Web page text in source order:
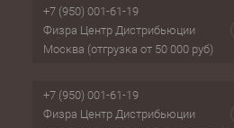
+7 (950) 001-61-19
Физра Центр Дистрибьюции
Москва (отгрузка от 50 000 руб)
+7 (950) 001-61-19
Физра Центр Дистрибьюции